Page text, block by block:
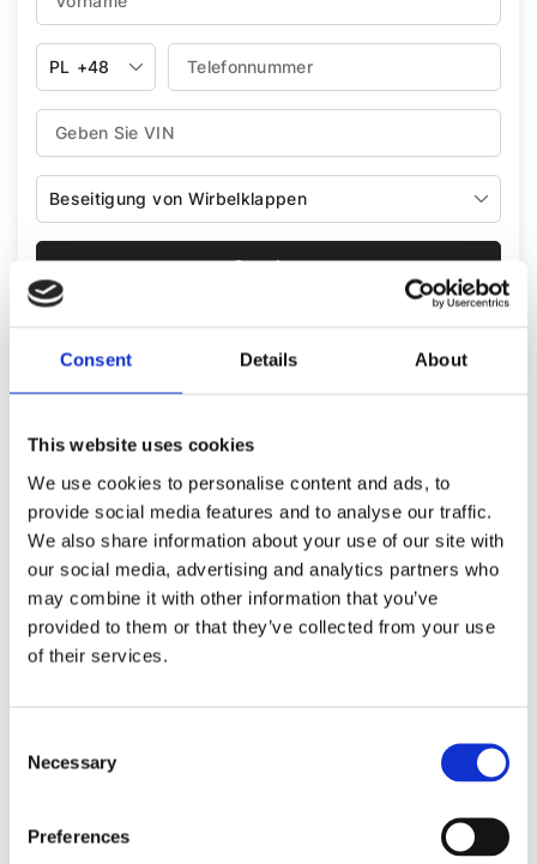
Consent Details About
This website uses cookies
We use cookies to personalise content and ads, to
provide social media features and to analyse our traffic.
We also share information about your use of our site with
our social media, advertising and analytics partners who
may combine it with other information that you’ve
provided to them or that they’ve collected from your use
of their services.
Selection
Necessary
Preferences
PL +48
Beseitigung von Wirbelklappen
Senden
AUSBAU VON WIRBELKLAPPEN
Komponenten reduzieren die Motoremissionen, werden aber
oft zu einer Quelle von Unannehmlichkeiten für die Fahrer.
aus. Warum ist es besser, problematische Aggregate
loszuwerden, und wie baut man Wirbelklappen in Warschau
richtig aus? Spezialisten von STS werden diese Fragen